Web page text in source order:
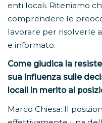
enti locali. Riteniamo
comprendere le
lavorare per risolverle
e informato.
Come giudica la
sua influenza sulle
locali in merito al
Marco Chiesa: Il